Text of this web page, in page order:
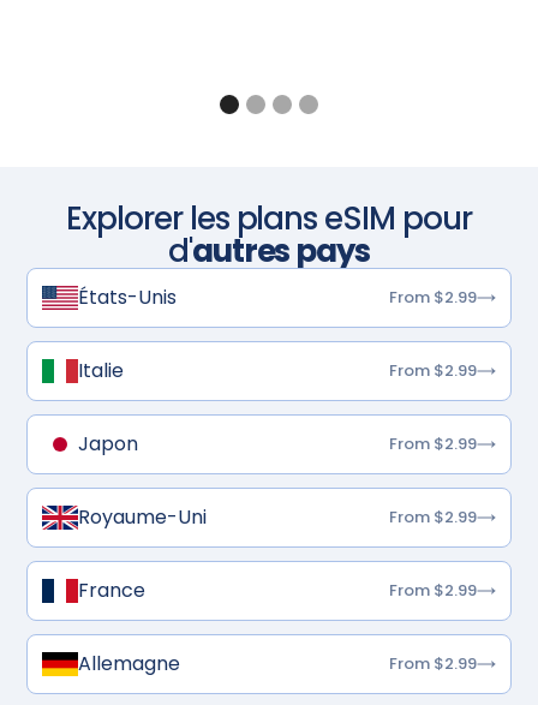
Explorer les plans eSIM pour
d'autres pays
États-Unis From $2.99
Italie From $2.99
Japon From $2.99
Royaume-Uni From $2.99
France From $2.99
Allemagne From $2.99